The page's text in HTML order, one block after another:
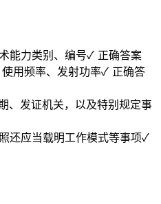
能力类别、编号✓ 正确答案
用频率、发射功率✓ 正确答
、发证机关，以及特别规定事
还应当载明工作模式等事项✓